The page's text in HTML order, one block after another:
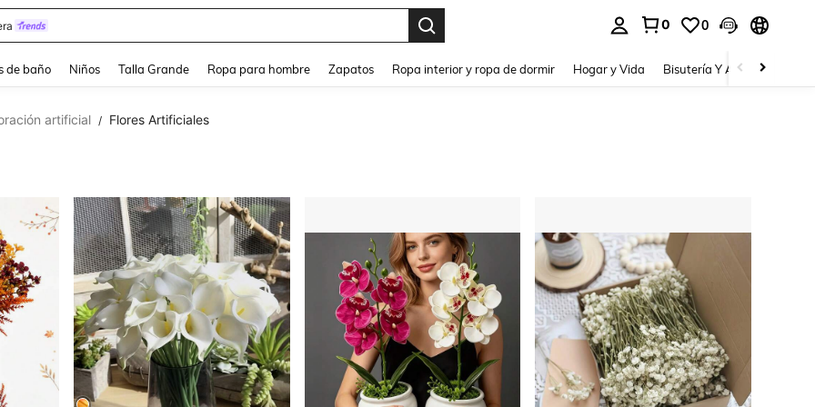
Elegantes Para Fiesta De Gala 0 0
de baño Niños Talla Grande Ropa para hombre Zapatos Ropa interior y ropa de dormir Hogar y Vida Bisutería Y Accesorios
artificial / Flores Artificiales